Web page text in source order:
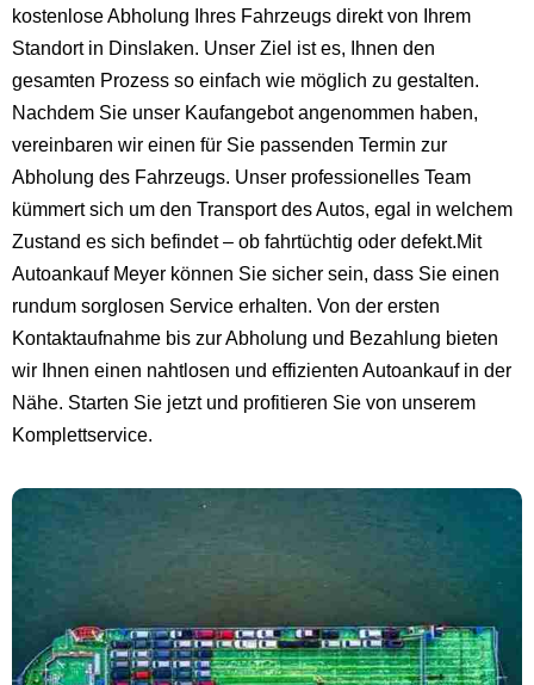
kostenlose Abholung Ihres Fahrzeugs direkt von Ihrem
Standort in Dinslaken. Unser Ziel ist es, Ihnen den
gesamten Prozess so einfach wie möglich zu gestalten.
Nachdem Sie unser Kaufangebot angenommen haben,
vereinbaren wir einen für Sie passenden Termin zur
Abholung des Fahrzeugs. Unser professionelles Team
kümmert sich um den Transport des Autos, egal in welchem
Zustand es sich befindet – ob fahrtüchtig oder defekt.Mit
Autoankauf Meyer können Sie sicher sein, dass Sie einen
rundum sorglosen Service erhalten. Von der ersten
Kontaktaufnahme bis zur Abholung und Bezahlung bieten
wir Ihnen einen nahtlosen und effizienten Autoankauf in der
Nähe. Starten Sie jetzt und profitieren Sie von unserem
Komplettservice.